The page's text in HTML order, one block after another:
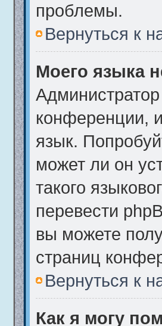
проблемы.
Вернуться к
Моего языка
конференции,
язык.
может ли он
такого
перевести
вы можете
страниц
Вернуться к
Как я могу